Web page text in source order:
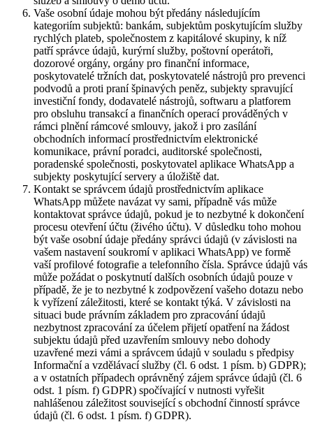
Vaše osobní údaje mohou být předány následujícím
kategoriím subjektů: bankám, subjektům poskytujícím služby
rychlých plateb, společnostem z kapitálové skupiny, k níž
patří správce údajů, kurýrní služby, poštovní operátoři,
dozorové orgány, orgány pro finanční informace,
poskytovatelé tržních dat, poskytovatelé nástrojů pro prevenci
podvodů a proti praní špinavých peněz, subjekty spravující
investiční fondy, dodavatelé nástrojů, softwaru a platforem
pro obsluhu transakcí a finančních operací prováděných v
rámci plnění rámcové smlouvy, jakož i pro zasílání
obchodních informací prostřednictvím elektronické
komunikace, právní poradci, auditorské společnosti,
poradenské společnosti, poskytovatel aplikace WhatsApp a
subjekty poskytující servery a úložiště dat.
Kontakt se správcem údajů prostřednictvím aplikace
WhatsApp můžete navázat vy sami, případně vás může
kontaktovat správce údajů, pokud je to nezbytné k dokončení
procesu otevření účtu (živého účtu). V důsledku toho mohou
být vaše osobní údaje předány správci údajů (v závislosti na
vašem nastavení soukromí v aplikaci WhatsApp) ve formě
vaší profilové fotografie a telefonního čísla. Správce údajů vás
může požádat o poskytnutí dalších osobních údajů pouze v
případě, že je to nezbytné k zodpovězení vašeho dotazu nebo
k vyřízení záležitosti, které se kontakt týká. V závislosti na
situaci bude právním základem pro zpracování údajů
nezbytnost zpracování za účelem přijetí opatření na žádost
subjektu údajů před uzavřením smlouvy nebo dohody
uzavřené mezi vámi a správcem údajů v souladu s předpisy
Informační a vzdělávací služby (čl. 6 odst. 1 písm. b) GDPR);
a v ostatních případech oprávněný zájem správce údajů (čl. 6
odst. 1 písm. f) GDPR) spočívající v nutnosti vyřešit
nahlášenou záležitost související s obchodní činností správce
údajů (čl. 6 odst. 1 písm. f) GDPR).